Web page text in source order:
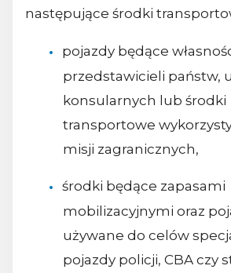
następujące środki
pojazdy będące
przedstawicieli państw,
konsularnych lub środki
transportowe
misji zagranicznych,
środki będące zapasami
mobilizacyjnymi oraz
używane do celów
pojazdy policji, CBA czy